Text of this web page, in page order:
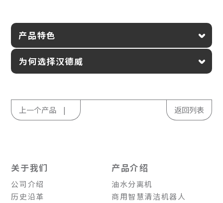
产品特色
为何选择汉德威
上一个产品 返回列表
关于我们
公司介绍
历史沿革
产品介绍
油水分离机
商用智慧清洁机器人